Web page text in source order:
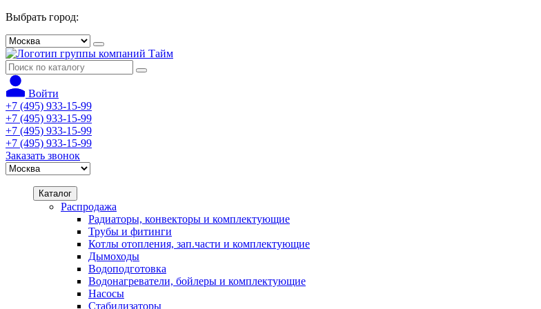
Выбрать город:
Войти
+7 (495) 933-15-99
+7 (495) 933-15-99
+7 (495) 933-15-99
+7 (495) 933-15-99
Заказать звонок
Каталог
Распродажа
Радиаторы, конвекторы и комплектующие
Трубы и фитинги
Котлы отопления, зап.части и комплектующие
Дымоходы
Водоподготовка
Водонагреватели, бойлеры и комплектующие
Насосы
Стабилизаторы